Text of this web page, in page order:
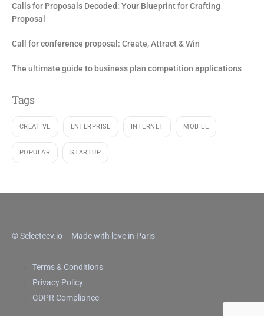
Calls for Proposals Decoded: Your Blueprint for Crafting
Proposal
Call for conference proposal: Create, Attract & Win
The ultimate guide to business plan competition applications
Tags
CREATIVE ENTERPRISE INTERNET MOBILE
POPULAR STARTUP
© Selecteev.io – Made with love in Paris
Terms & Conditions
Privacy Policy
GDPR Compliance